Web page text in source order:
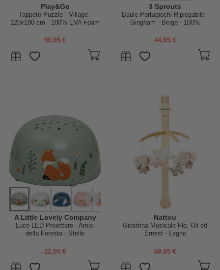
Play&Go
Tappeto Puzzle - Village -
120x180 cm - 100% EVA Foam
99,95 €
3 Sprouts
Baule Portagiochi Ripiegabile -
Gingham - Beige - 100%
62x38x38cm
44,95 €
A Little Lovely Company
Luce LED Proiettore - Amici
della Foresta - Stelle
22,95 €
Nattou
Giostrina Musicale Flo, Oli ed
Ernest - Legno
69,95 €